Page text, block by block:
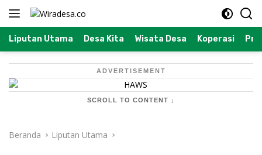
Langsung
Liputan Utama Desa Kita Wisata Desa Koperasi
ADVERTISEMENT
SCROLL TO CONTENT ↓
Beranda Liputan Utama